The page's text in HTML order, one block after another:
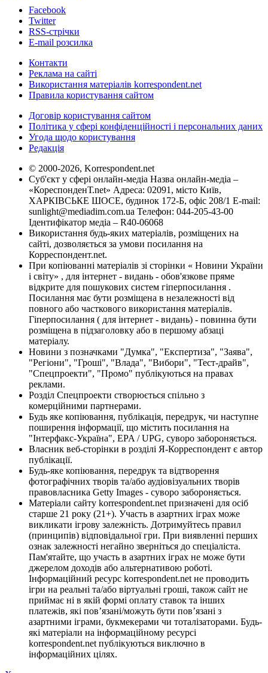
Facebook
Twitter
RSS-стрічки
E-mail розсилка
Контакти
Реклама на сайті
Використання матеріалів korrespondent.net
Правила користування сайтом
Договір користування сайтом
Політика у сфері конфіденційності і персональних даних
Угода щодо користування
Редакція
© 2000-2026, Korrespondent.net
Суб'єкт у сфері онлайн-медіа Назва онлайн-медіа –
«КореспонденТ.net» Адреса: 02091, місто Київ,
ХАРКІВСЬКЕ ШОСЕ, будинок 172-Б, офіс 208/1 E-mail:
sunlight@mediadim.com.ua Телефон: 044-205-43-00
Ідентифікатор медіа – R40-06068
Використання будь-яких матеріалів, розміщених на
сайті, дозволяється за умови посилання на
Корреспондент.net.
При копіюванні матеріалів зі сторінки « Новини України
і світу» , для інтернет - видань - обов'язкове пряме
відкрите для пошукових систем гіперпосилання .
Посилання має бути розміщена в незалежності від
повного або часткового використання матеріалів.
Гіперпосилання ( для інтернет - видань) - повинна бути
розміщена в підзаголовку або в першому абзаці
матеріалу.
Новини з позначками "Думка", "Експертиза", "Заява",
"Регіони", "Гроші", "Влада", "Вибори", "Тест-драйв",
"Спецпроекти", "Промо" публікуються на правах
реклами.
Розділ Спецпроекти створюється спільно з
комерційними партнерами.
Будь яке копіювання, публікація, передрук, чи наступне
поширення інформації, що містить посилання на
"Інтерфакс-Україна", EPA / UPG, суворо забороняється.
Власник веб-сторінки в розділі Я-Корреспондент є автор
публікації.
Будь-яке копіювання, передрук та відтворення
фотографічних творів та/або аудіовізуальних творів
правовласника Getty Images - суворо забороняється.
Матеріали сайту korrespondent.net призначені для осіб
старше 21 року (21+). Участь в азартних іграх може
викликати ігрову залежність. Дотримуйтесь правил
(принципів) відповідальної гри. При виявленні перших
ознак залежності негайно зверніться до спеціаліста.
Пам'ятайте, що участь в азартних іграх не може бути
джерелом доходів або альтернативою роботі.
Інформаційний ресурс korrespondent.net не проводить
ігри на реальні та/або віртуальні гроші, також сайт не
приймає ні в якій формі оплату ставок та інших
платежів, які пов’язані/можуть бути пов’язані з
азартними іграми, букмекерами чи тоталізаторами. Будь-
які матеріали на інформаційному ресурсі
korrespondent.net публікуються виключно в
інформаційних цілях.